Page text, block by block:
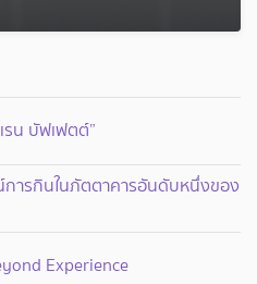
น บัฟเฟตต์”
การกินในภัตตาคารอันดับหนึ่งของ
Experience